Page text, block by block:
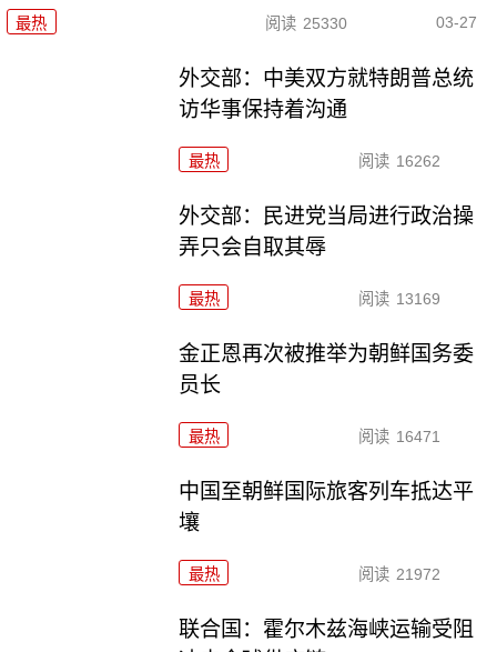
最热 阅读 25330 03-27
外交部：中美双方就特朗普总统
访华事保持着沟通
最热 阅读 16262
外交部：民进党当局进行政治操
弄只会自取其辱
最热 阅读 13169
金正恩再次被推举为朝鲜国务委
员长
最热 阅读 16471
中国至朝鲜国际旅客列车抵达平
壤
最热 阅读 21972
联合国：霍尔木兹海峡运输受阻